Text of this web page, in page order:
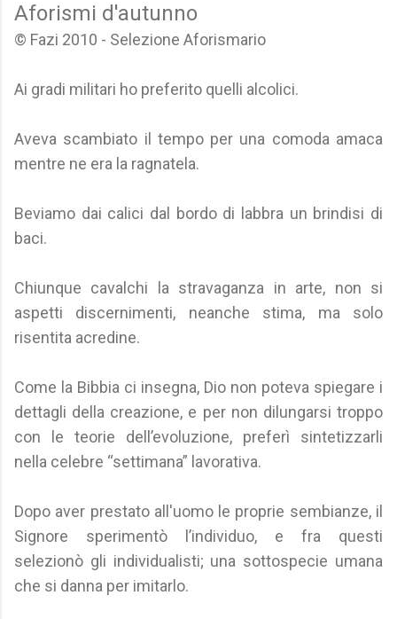
Aforismi d'autunno
© Fazi 2010 - Selezione Aforismario
Ai gradi militari ho preferito quelli alcolici.
Aveva scambiato il tempo per una comoda amaca
mentre ne era la ragnatela.
Beviamo dai calici dal bordo di labbra un brindisi di
baci.
Chiunque cavalchi la stravaganza in arte, non si
aspetti discernimenti, neanche stima, ma solo
risentita acredine.
Come la Bibbia ci insegna, Dio non poteva spiegare i
dettagli della creazione, e per non dilungarsi troppo
con le teorie dell’evoluzione, preferì sintetizzarli
nella celebre “settimana” lavorativa.
Dopo aver prestato all'uomo le proprie sembianze, il
Signore sperimentò l’individuo, e fra questi
selezionò gli individualisti; una sottospecie umana
che si danna per imitarlo.